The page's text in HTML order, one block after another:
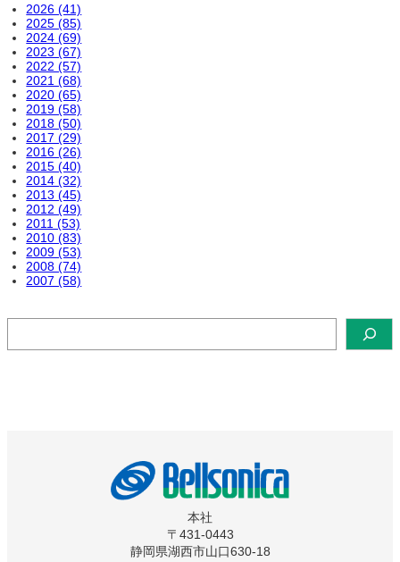
2026 (41)
2025 (85)
2024 (69)
2023 (67)
2022 (57)
2021 (68)
2020 (65)
2019 (58)
2018 (50)
2017 (29)
2016 (26)
2015 (40)
2014 (32)
2013 (45)
2012 (49)
2011 (53)
2010 (83)
2009 (53)
2008 (74)
2007 (58)
本社
〒431-0443
静岡県湖西市山口630-18